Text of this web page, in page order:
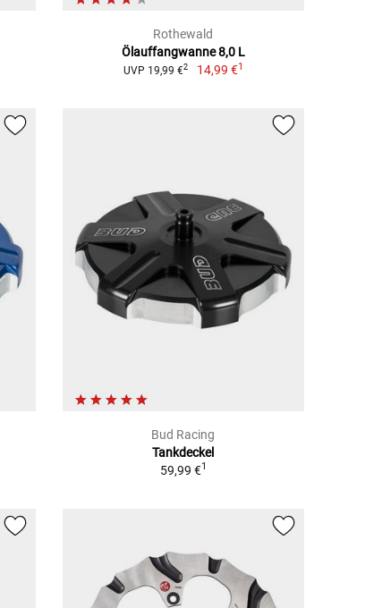
Rothewald
Ölauffangwanne 8,0 L
UVP 19,99 €2 14,99 €1
Bud Racing
Tankdeckel
59,99 €1